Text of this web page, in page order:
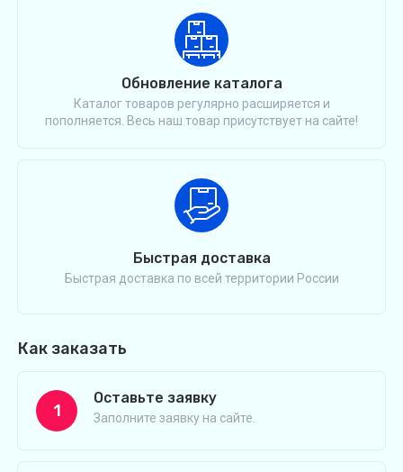
Обновление каталога
Каталог товаров регулярно расширяется и
пополняется. Весь наш товар присутствует на сайте!
Быстрая доставка
Быстрая доставка по всей территории России
Как заказать
1
Оставьте заявку
Заполните заявку на сайте.